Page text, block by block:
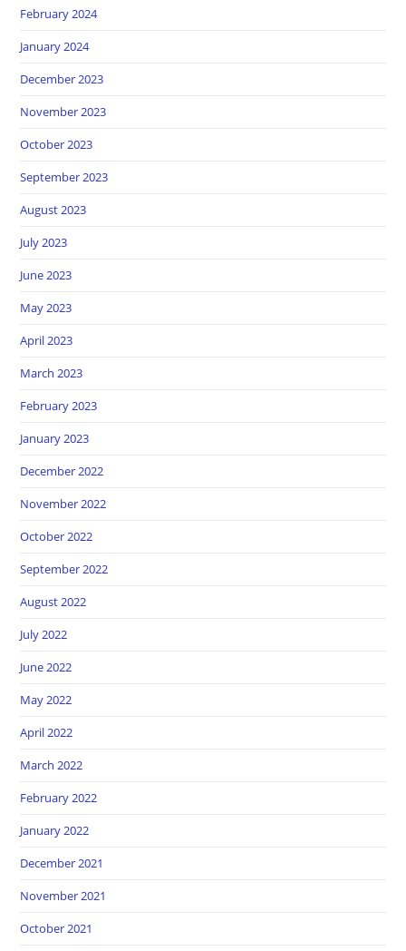
February 2024
January 2024
December 2023
November 2023
October 2023
September 2023
August 2023
July 2023
June 2023
May 2023
April 2023
March 2023
February 2023
January 2023
December 2022
November 2022
October 2022
September 2022
August 2022
July 2022
June 2022
May 2022
April 2022
March 2022
February 2022
January 2022
December 2021
November 2021
October 2021